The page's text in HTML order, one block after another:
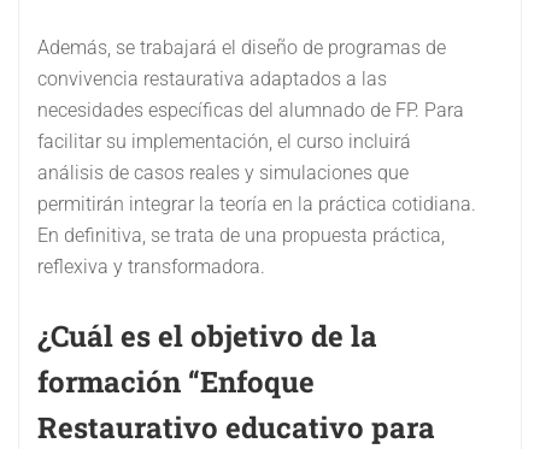
Además, se trabajará el diseño de programas de
convivencia restaurativa adaptados a las
necesidades específicas del alumnado de FP. Para
facilitar su implementación, el curso incluirá
análisis de casos reales y simulaciones que
permitirán integrar la teoría en la práctica cotidiana.
En definitiva, se trata de una propuesta práctica,
reflexiva y transformadora.
¿Cuál es el objetivo de la
formación “Enfoque
Restaurativo educativo para